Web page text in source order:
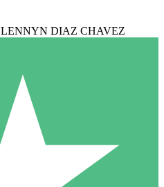
LENNYN DIAZ CHAVEZ